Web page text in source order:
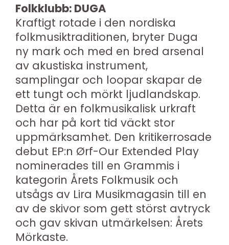
Folkklubb: DUGA
Kraftigt rotade i den nordiska
folkmusiktraditionen, bryter Duga
ny mark och med en bred arsenal
av akustiska instrument,
samplingar och loopar skapar de
ett tungt och mörkt ljudlandskap.
Detta är en folkmusikalisk urkraft
och har på kort tid väckt stor
uppmärksamhet. Den kritikerrosade
debut EP:n Ørf-Our Extended Play
nominerades till en Grammis i
kategorin Årets Folkmusik och
utsågs av Lira Musikmagasin till en
av de skivor som gett störst avtryck
och gav skivan utmärkelsen: Årets
Mörkaste.